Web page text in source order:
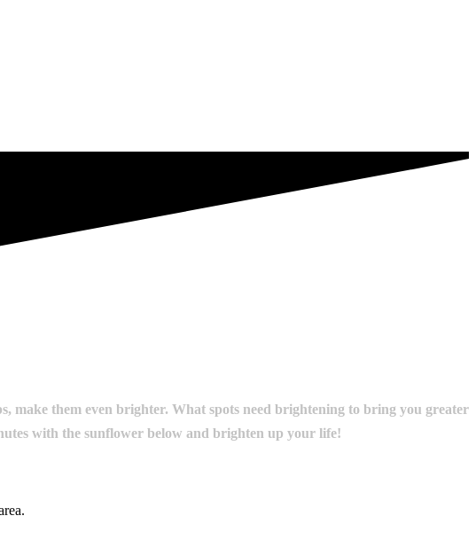
make them even brighter. What spots need brightening to bring you greater
with the sunflower below and brighten up your life!